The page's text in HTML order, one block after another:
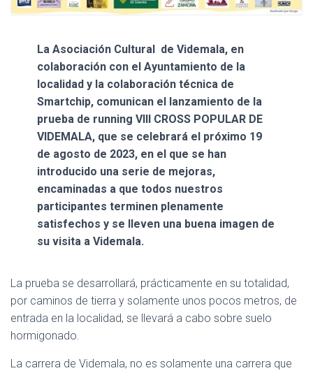
La Asociación Cultural de Videmala, en
colaboración con el Ayuntamiento de la
localidad y la colaboración técnica de
Smartchip, comunican el lanzamiento de la
prueba de running VIII CROSS POPULAR DE
VIDEMALA, que se celebrará el próximo 19
de agosto de 2023, en el que se han
introducido una serie de mejoras,
encaminadas a que todos nuestros
participantes terminen plenamente
satisfechos y se lleven una buena imagen de
su visita a Videmala.
La prueba se desarrollará, prácticamente en su totalidad,
por caminos de tierra y solamente unos pocos metros, de
entrada en la localidad, se llevará a cabo sobre suelo
hormigonado.
La carrera de Videmala, no es solamente una carrera que